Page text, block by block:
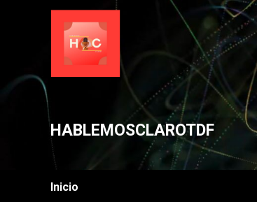
HABLEMOSCLAROTDF
Inicio